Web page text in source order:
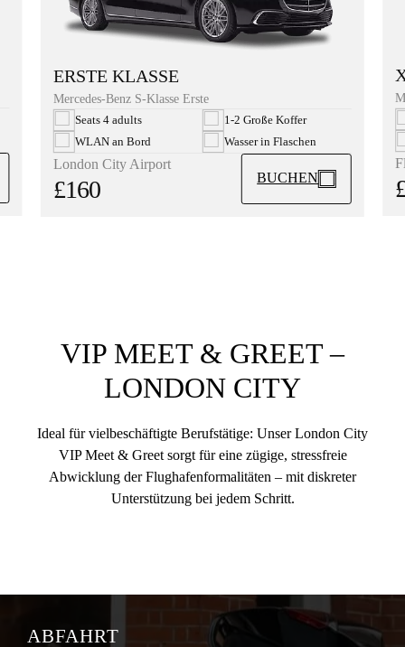
ERSTE KLASSE
Mercedes-Benz S-Klasse Erste
Seats 4 adults
1-2 Große Koffer
WLAN an Bord
Wasser in Flaschen
London City Airport
£160 BUCHEN
VIP MEET & GREET –
LONDON CITY
Ideal für vielbeschäftigte Berufstätige: Unser London City
VIP Meet & Greet sorgt für eine zügige, stressfreie
Abwicklung der Flughafenformalitäten – mit diskreter
Unterstützung bei jedem Schritt.
ABFAHRT